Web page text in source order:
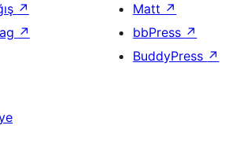
↗
↗
Matt ↗
bbPress ↗
BuddyPress ↗